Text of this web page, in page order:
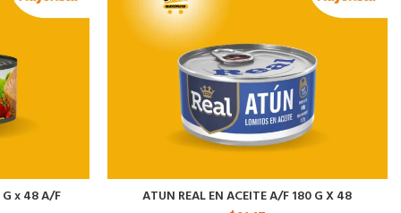
x 48 A/F ATUN REAL EN ACEITE A/F 180 G X 48